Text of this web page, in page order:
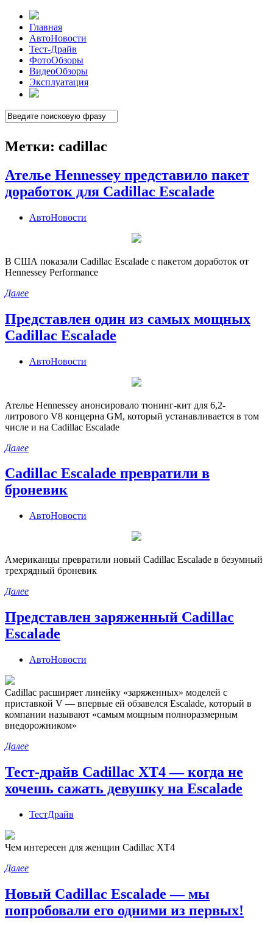
Главная
АвтоНовости
Тест-Драйв
ФотоОбзоры
ВидеоОбзоры
Эксплуатация
Метки: cadillac
Ателье Hennessey представило пакет
доработок для Cadillac Escalade
АвтоНовости
В США показали Cadillac Escalade с пакетом доработок от
Hennessey Performance
Далее
Представлен один из самых мощных
Cadillac Escalade
АвтоНовости
Ателье Hennessey анонсировало тюнинг-кит для 6,2-
литрового V8 концерна GM, который устанавливается в том
числе и на Cadillac Escalade
Далее
Cadillac Escalade превратили в
броневик
АвтоНовости
Американцы превратили новый Cadillac Escalade в безумный
трехрядный броневик
Далее
Представлен заряженный Cadillac
Escalade
АвтоНовости
Cadillac расширяет линейку «заряженных» моделей с
приставкой V — впервые ей обзавелся Escalade, который в
компании называют «самым мощным полноразмерным
внедорожником»
Далее
Тест-драйв Cadillac XT4 — когда не
хочешь сажать девушку на Escalade
ТестДрайв
Чем интересен для женщин Сadillac XT4
Далее
Новый Cadillac Escalade — мы
попробовали его одними из первых!